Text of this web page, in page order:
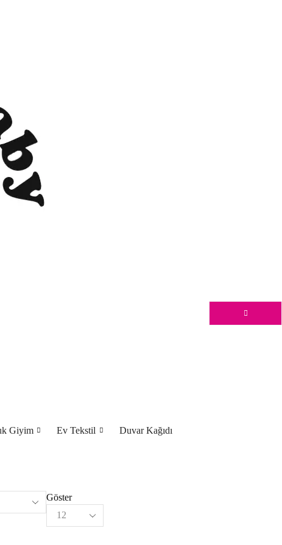
Giyim Ev Tekstil Duvar Kağıdı
Göster